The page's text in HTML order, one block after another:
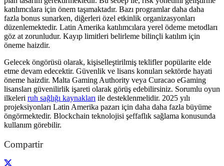
katılımcılara için önem taşımaktadır. Bazı programlar daha daha
fazla bonus sunarken, diğerleri özel etkinlik organizasyonları
düzenlemektedir. Latin Amerika katılımcılara yerel ödeme metodları
göz at zorunludur. Kayıp limitleri belirleme bilinçli katılım için
öneme haizdir.
Gelecek öngörüsü olarak, kişiselleştirilmiş teklifler popülarite elde
etme devam edecektir. Güvenlik ve lisans konuları sektörde hayati
öneme haizdir. Malta Gaming Authority veya Curacao eGaming
lisansları güvenilirlik işareti olarak görüş edebilirsiniz. Sorumlu oyun
ilkeleri ruh sağlığı kaynakları ile desteklenmelidir. 2025 yılı
projeksiyonları Latin Amerika pazarı için daha daha fazla büyüme
öngörmektedir. Blockchain teknolojisi şeffaflık sağlama konusunda
kullanım görebilir.
Compartir